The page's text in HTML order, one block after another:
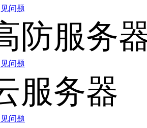
问题
防服务
问题
服务器
问题